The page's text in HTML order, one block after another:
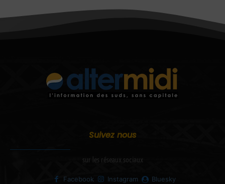
Suivez nous
sur les réseaux sociaux
Facebook Instagram Bluesky